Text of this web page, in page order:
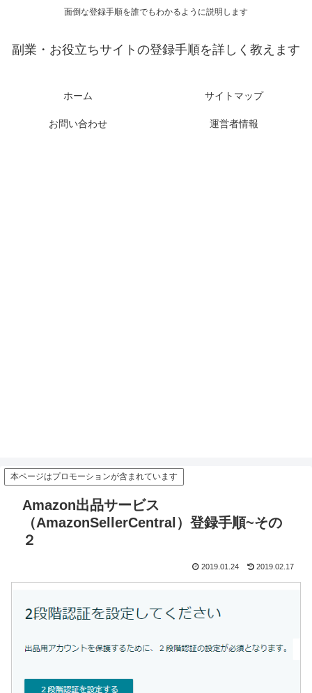
面倒な登録手順を誰でもわかるように説明します
副業・お役立ちサイトの登録手順を詳しく教えます
ホーム サイトマップ
お問い合わせ 運営者情報
本ページはプロモーションが含まれています
Amazon出品サービス
（AmazonSellerCentral）登録手順~その
２
2019.01.24 2019.02.17